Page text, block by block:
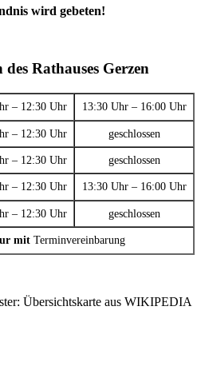
wird gebeten!
Rathauses Gerzen
– 12:30 Uhr 13:30 Uhr – 16:00 Uhr
– 12:30 Uhr geschlossen
– 12:30 Uhr geschlossen
– 12:30 Uhr 13:30 Uhr – 16:00 Uhr
– 12:30 Uhr geschlossen
mit Terminvereinbarung